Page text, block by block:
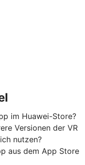
im Huawei-Store?
Versionen der VR
nutzen?
aus dem App Store